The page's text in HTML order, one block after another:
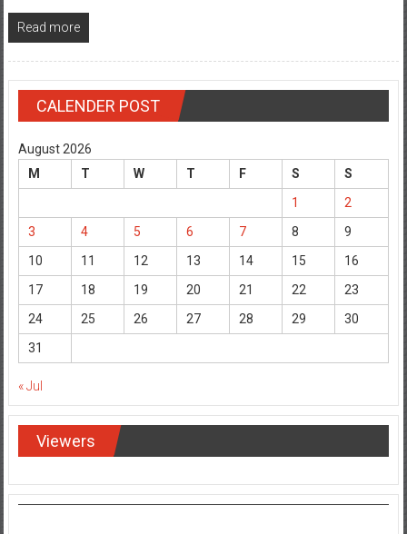
Read more
CALENDER POST
August 2026
M
T W T F S
S
1
2
3
4 5 6 7 8
9
10
11 12 13 14 15
16
17
18 19 20 21 22
23
24
25 26 27 28 29
30
31
« Jul
Viewers